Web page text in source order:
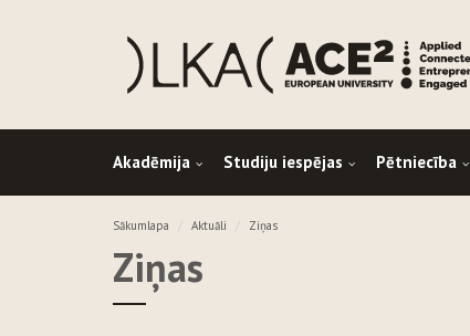
Akadēmija Studiju iespējas Pētniecība
Sākumlapa Aktuāli Ziņas
Ziņas